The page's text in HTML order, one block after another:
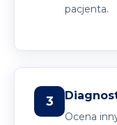
pacjenta.
3
Ocena